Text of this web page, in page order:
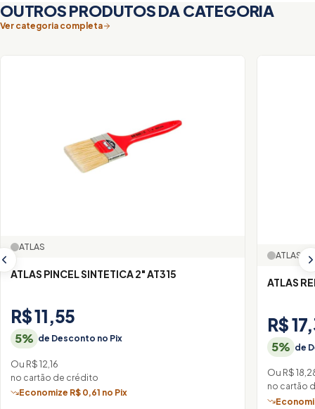
OUTROS PRODUTOS DA CATEGORIA
Ver categoria completa
ATLAS
ATLAS PINCEL SINTETICA 2" AT315
R$ 11,55
5% de Desconto no Pix
Ou R$ 12,16
no cartão de crédito
Economize R$ 0,61 no Pix
ATLAS
ATLAS
R$
5% de
Ou R$
no cartão